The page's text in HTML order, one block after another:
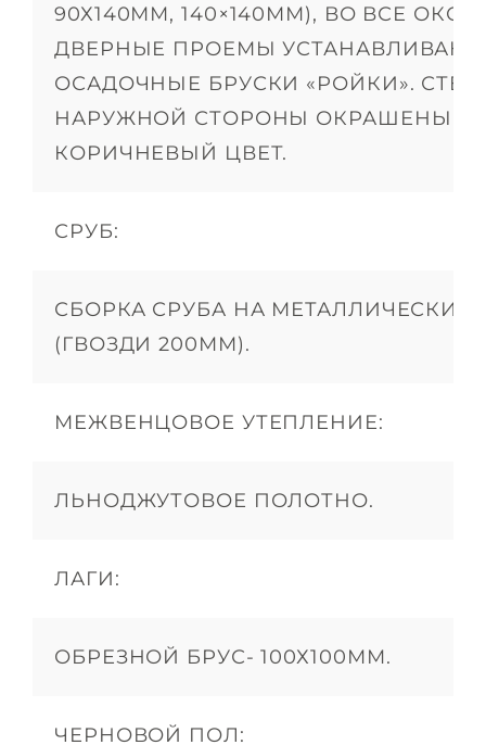
90Х140ММ, 140×140ММ), ВО ВСЕ
ДВЕРНЫЕ ПРОЕМЫ
ОСАДОЧНЫЕ БРУСКИ «РОЙКИ».
НАРУЖНОЙ СТОРОНЫ ОКРАШЕНЫ В
КОРИЧНЕВЫЙ ЦВЕТ.
СРУБ:
СБОРКА СРУБА НА МЕТАЛЛИЧЕСКИЕ
(ГВОЗДИ 200ММ).
МЕЖВЕНЦОВОЕ УТЕПЛЕНИЕ:
ЛЬНОДЖУТОВОЕ ПОЛОТНО.
ЛАГИ:
ОБРЕЗНОЙ БРУС- 100Х100ММ.
ЧЕРНОВОЙ ПОЛ: